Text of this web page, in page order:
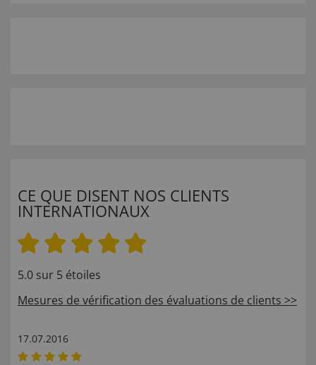
CE QUE DISENT NOS CLIENTS
INTERNATIONAUX
5.0 sur 5 étoiles
Mesures de vérification des évaluations de clients >>
17.07.2016